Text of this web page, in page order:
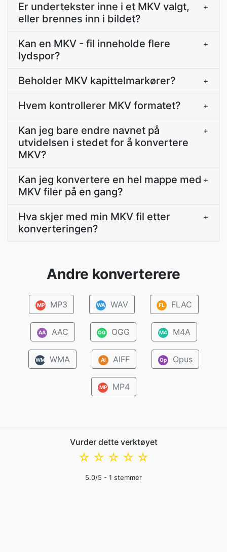
Er undertekster inne i et MKV valgt,
eller brennes inn i bildet?
+
Kan en MKV - fil inneholde flere
lydspor?
+
Beholder MKV kapittelmarkører? +
Hvem kontrollerer MKV formatet? +
Kan jeg bare endre navnet på
utvidelsen i stedet for å konvertere
MKV?
+
Kan jeg konvertere en hel mappe med
MKV filer på en gang?
+
Hva skjer med min MKV fil etter
konverteringen?
+
Andre konverterere
MP MP3 WA WAV FL FLAC
AA AAC OG OGG M4 M4A
WM WMA AI AIFF Op Opus
MP MP4
Vurder dette verktøyet
☆
☆
☆
☆
☆
5.0/5 - 1 stemmer